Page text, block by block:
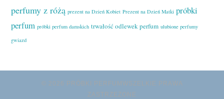
perfumy z różą prezent na Dzień Kobiet Prezent na Dzień Matki próbki
perfum próbki perfum damskich trwałość odlewek perfum ulubione perfumy
gwiazd
© 2026 PRÓBKI PERFUMWSZELKIE PRAWA
ZASTRZEŻONE